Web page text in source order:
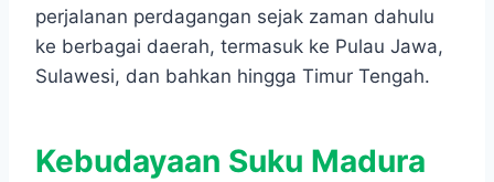
perjalanan perdagangan sejak zaman dahulu
ke berbagai daerah, termasuk ke Pulau Jawa,
Sulawesi, dan bahkan hingga Timur Tengah.
Kebudayaan Suku Madura